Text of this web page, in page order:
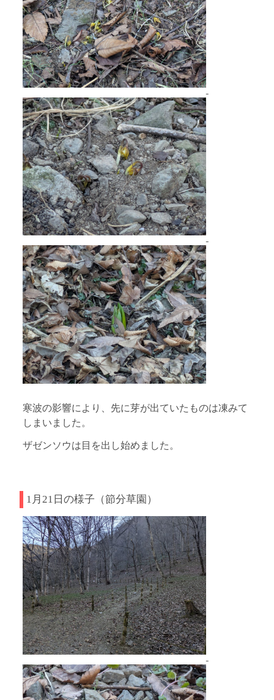
寒波の影響により、先に芽が出ていたものは凍みて
しまいました。
ザゼンソウは目を出し始めました。
1月21日の様子（節分草園）